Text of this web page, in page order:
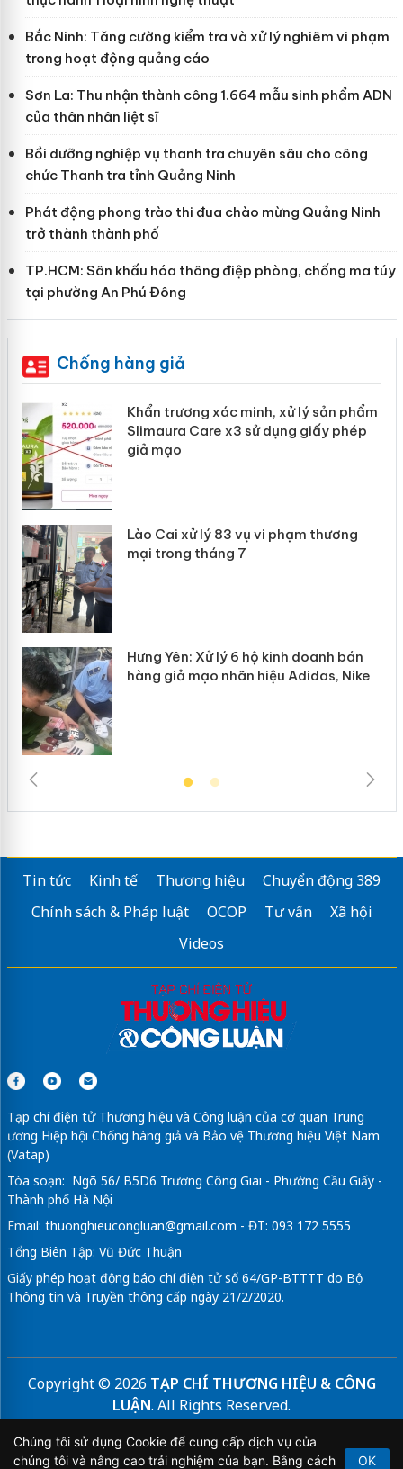
Bắc Ninh: Tăng cường kiểm tra và xử lý nghiêm vi phạm
trong hoạt động quảng cáo
Sơn La: Thu nhận thành công 1.664 mẫu sinh phẩm ADN
của thân nhân liệt sĩ
Bồi dưỡng nghiệp vụ thanh tra chuyên sâu cho công
chức Thanh tra tỉnh Quảng Ninh
Phát động phong trào thi đua chào mừng Quảng Ninh
trở thành thành phố
TP.HCM: Sân khấu hóa thông điệp phòng, chống ma túy
tại phường An Phú Đông
Chống hàng giả
Khẩn trương xác minh, xử lý sản phẩm
Slimaura Care x3 sử dụng giấy phép
giả mạo
Lào Cai xử lý 83 vụ vi phạm thương
mại trong tháng 7
Hưng Yên: Xử lý 6 hộ kinh doanh bán
hàng giả mạo nhãn hiệu Adidas, Nike
Tin tức Kinh tế Thương hiệu
Chuyển động 389
Chính sách & Pháp luật
OCOP Tư vấn
Xã hội
Videos
Tạp chí điện tử Thương hiệu và Công luận của cơ quan Trung
ương Hiệp hội Chống hàng giả và Bảo vệ Thương hiệu Việt Nam
(Vatap)
Tòa soạn: Ngõ 56/ B5D6 Trương Công Giai - Phường Cầu Giấy -
Thành phố Hà Nội
Email: thuonghieucongluan@gmail.com - ĐT: 093 172 5555
Tổng Biên Tập: Vũ Đức Thuận
Giấy phép hoạt động báo chí điện tử số 64/GP-BTTTT do Bộ
Thông tin và Truyền thông cấp ngày 21/2/2020.
Copyright © 2026 TẠP CHÍ THƯƠNG HIỆU & CÔNG
LUẬN. All Rights Reserved.
Bản quyền thuộc Tạp chí Thương hiệu và Công luận. Cấm
sao chép dưới mọi hình thức nếu không có sự chấp thuận
Chúng tôi sử dụng Cookie để cung cấp dịch vụ của
chúng tôi và nâng cao trải nghiệm của bạn. Bằng cách
OK